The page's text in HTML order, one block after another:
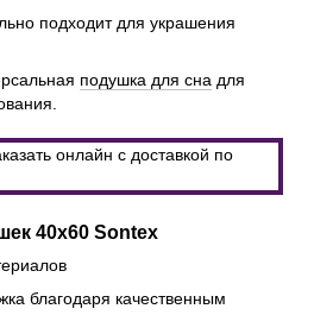
подходит для украшения
подушка для сна для
40х60 Sontex
благодаря качественным